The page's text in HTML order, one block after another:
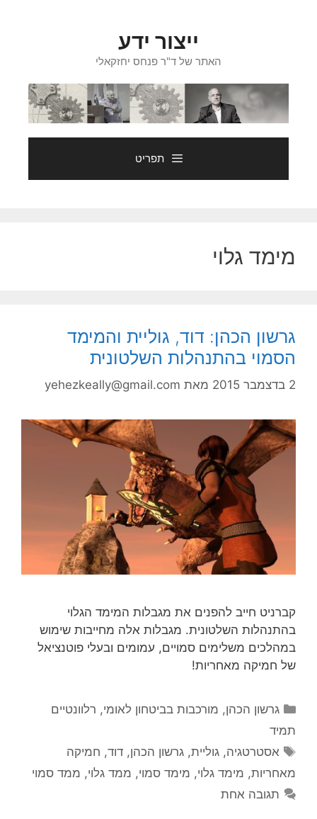
ייצור ידע
האתר של ד"ר פנחס יחזקאלי
תפריט
מימד גלוי
גרשון הכהן: דוד, גוליית והמימד
הסמוי בהתנהלות השלטונית
2 בדצמבר 2015 מאת yehezkeally@gmail.com
קברניט חייב להפנים את מגבלות המימד הגלוי
בהתנהלות השלטונית. מגבלות אלה מחייבות שימוש
במהלכים משלימים סמויים, עמומים ובעלי פוטנציאל
של חמיקה מאחריות!
קטגוריות
גרשון הכהן, מורכבות בביטחון לאומי, רלוונטיים
תמיד
תגיות
אסטרטגיה,גוליית,גרשון הכהן,דוד, חמיקה
מאחריות, מימד גלוי, מימד סמוי, ממד גלוי, ממד סמוי
תגובה אחת